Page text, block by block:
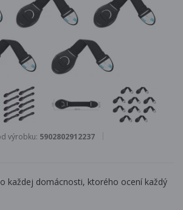
výrobku: 5902802912237
každej domácnosti, ktorého ocení každý